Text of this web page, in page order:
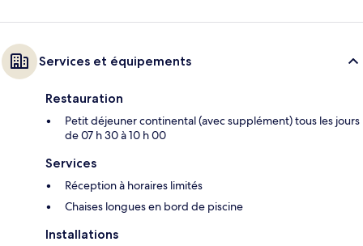
Services et équipements
Restauration
Petit déjeuner continental (avec supplément) tous les jours
de 07 h 30 à 10 h 00
Services
Réception à horaires limités
Chaises longues en bord de piscine
Installations